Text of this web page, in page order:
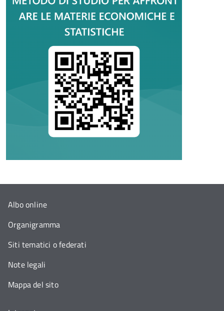
Albo online
Organigramma
Siti tematici o federati
Note legali
Mappa del sito